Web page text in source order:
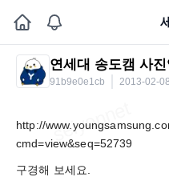
연세대 송도캠 사
91b9e0e1cb 2013-02-08
http://
cmd=view&seq=52739
구경해 보세요.